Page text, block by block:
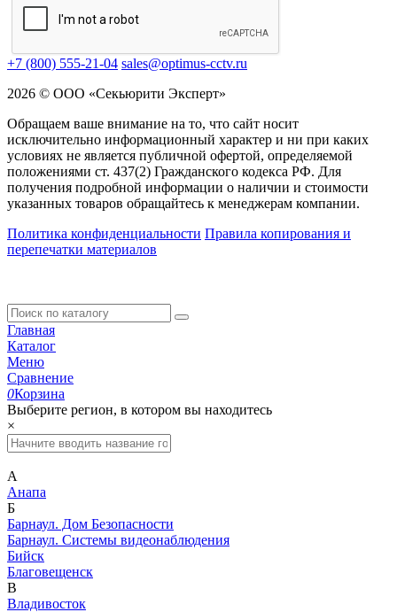
+7 (800) 555-21-04 sales@optimus-cctv.ru
2026 © ООО «Секьюрити Эксперт»
Обращаем ваше внимание на то, что сайт носит
исключительно информационный характер и ни при каких
условиях не является публичной офертой, определяемой
положениями ст. 437(2) Гражданского кодекса РФ. Для
получения подробной информации о наличии и стоимости
указанных товаров обращайтесь к менеджерам компании.
Политика конфиденциальности Правила копирования и
перепечатки материалов
Главная
Каталог
Меню
Сравнение
0Корзина
Выберите регион, в котором вы находитесь
×
А
Анапа
Б
Барнаул. Дом Безопасности
Барнаул. Системы видеонаблюдения
Бийск
Благовещенск
В
Владивосток